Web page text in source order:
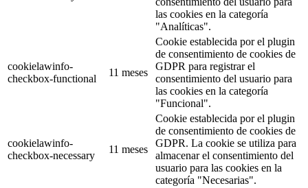
las cookies en la categoría
"Analíticas".
cookielawinfo-
checkbox-functional
11 meses
Cookie establecida por el plugin
de consentimiento de cookies de
GDPR para registrar el
consentimiento del usuario para
las cookies en la categoría
"Funcional".
cookielawinfo-
checkbox-necessary
11 meses
Cookie establecida por el plugin
de consentimiento de cookies de
GDPR. La cookie se utiliza para
almacenar el consentimiento del
usuario para las cookies en la
categoría "Necesarias".